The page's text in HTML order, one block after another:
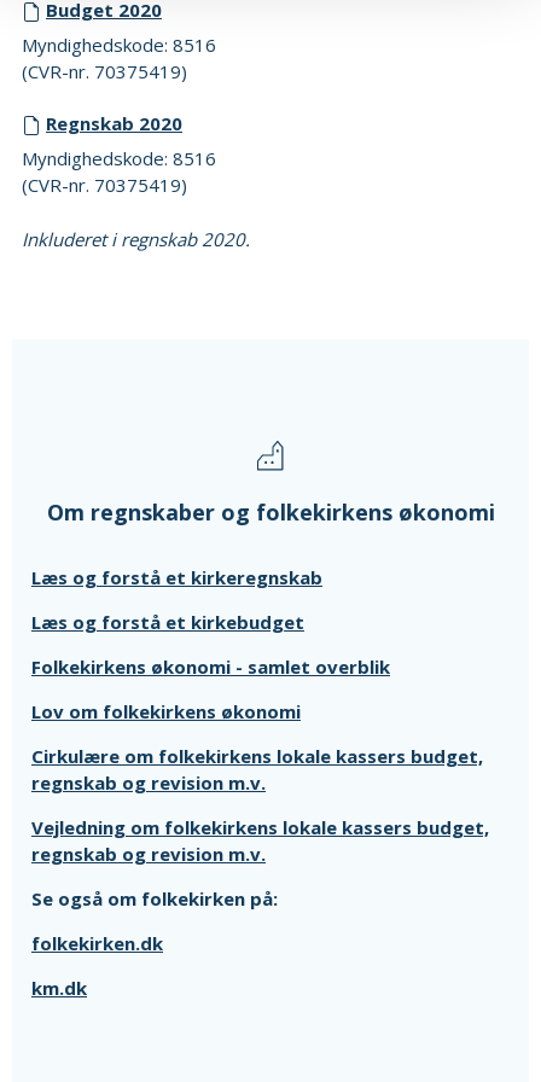
Budget 2020
Myndighedskode: 8516
(CVR-nr. 70375419)
Regnskab 2020
Myndighedskode: 8516
(CVR-nr. 70375419)
Inkluderet i regnskab 2020.
Om regnskaber og folkekirkens økonomi
Læs og forstå et kirkeregnskab
Læs og forstå et kirkebudget
Folkekirkens økonomi - samlet overblik
Lov om folkekirkens økonomi
Cirkulære om folkekirkens lokale kassers budget,
regnskab og revision m.v.
Vejledning om folkekirkens lokale kassers budget,
regnskab og revision m.v.
Se også om folkekirken på:
folkekirken.dk
km.dk